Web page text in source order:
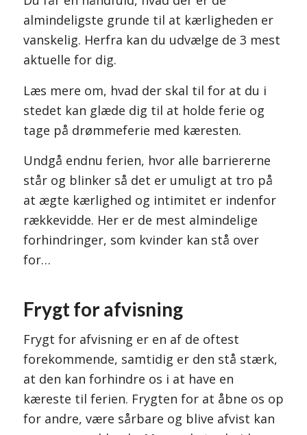
almindeligste grunde til at kærligheden er
vanskelig. Herfra kan du udvælge de 3 mest
aktuelle for dig.
Læs mere om, hvad der skal til for at du i
stedet kan glæde dig til at holde ferie og
tage på drømmeferie med kæresten.
Undgå endnu ferien, hvor alle barriererne
står og blinker så det er umuligt at tro på
at ægte kærlighed og intimitet er indenfor
rækkevidde. Her er de mest almindelige
forhindringer, som kvinder kan stå over
for…
Frygt for afvisning
Frygt for afvisning er en af de oftest
forekommende, samtidig er den stå stærk,
at den kan forhindre os i at have en
kæreste til ferien. Frygten for at åbne os op
for andre, være sårbare og blive afvist kan